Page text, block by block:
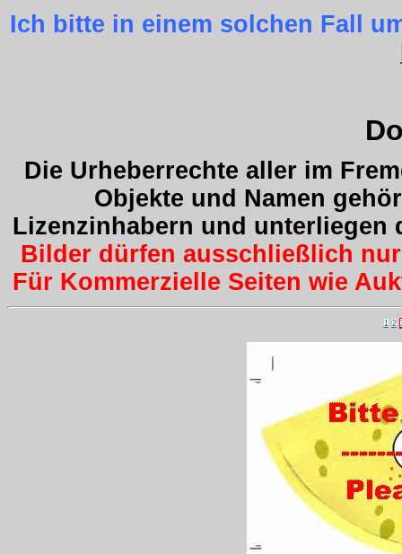
Ich bitte in einem solchen Fall
Die Urheberrechte aller im
Objekte und Namen
Lizenzinhabern und unterliegen
Bilder dürfen ausschließlich
Für Kommerzielle Seiten wie
1 2